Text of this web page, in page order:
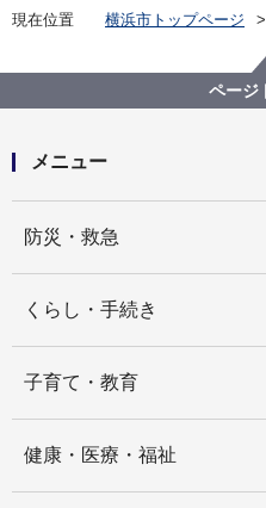
現在位置 横浜市トップページ
～横浜市みんなのお
水ケ丘地区で「おお
ページ
メニュー
防災・救急
くらし・手続き
子育て・教育
健康・医療・福祉